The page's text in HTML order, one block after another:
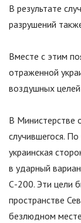
В результате
разрушений
Вместе с этим
отраженной
воздушных
В Министерстве
случившегося.
украинская
в ударный
С-200. Эти цели
пространстве
безлюдном